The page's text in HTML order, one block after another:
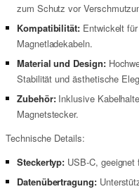
zum Schutz vor
Kompatibilität: Entwickelt
Magnetladekabeln.
Material und Design:
Stabilität und ästhetische
Zubehör:Inklusive
Magnetstecker.
Technische Details:
Steckertyp: USB-C,
Datenübertragung: